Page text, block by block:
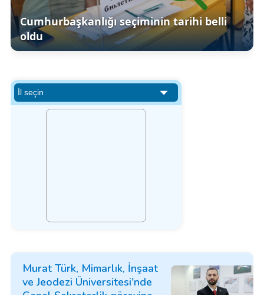
Cumhurbaşkanlığı seçiminin tarihi belli
oldu
Murat Türk, Mimarlık, İnşaat
ve Jeodezi Üniversitesi'nde